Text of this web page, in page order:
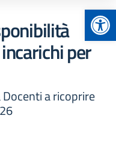
per
a ricoprire